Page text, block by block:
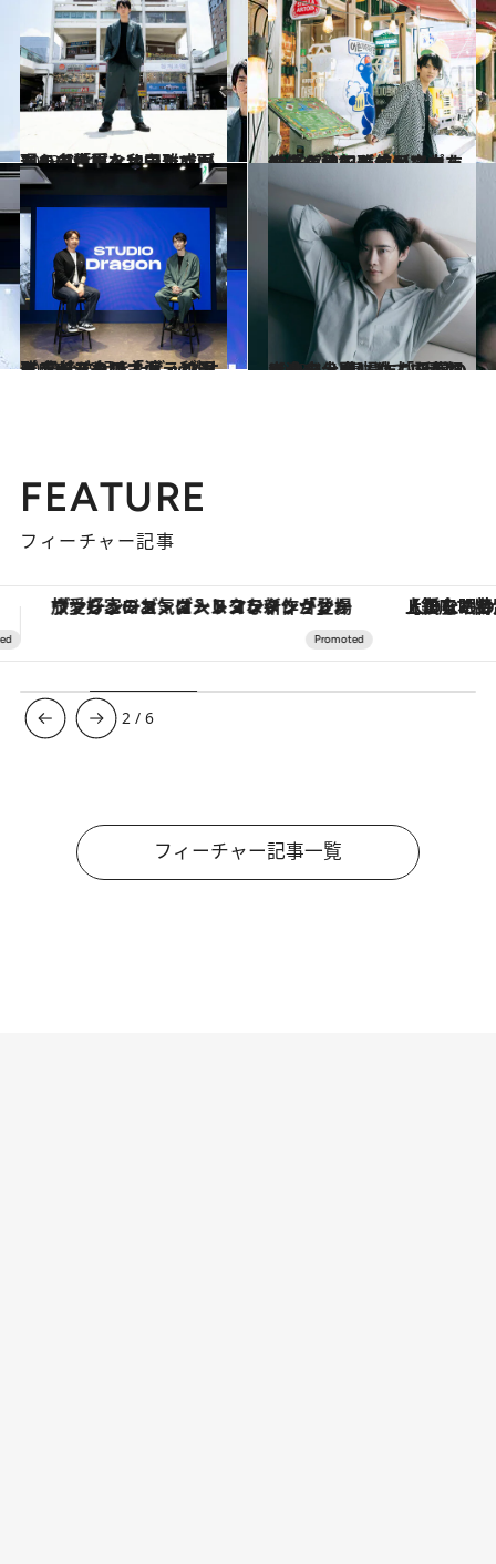
2023.7.31
ドラマ「ヴィンチェンツォ」の世界へ和田雅成があのシーンをソウルで再現！【貴重なオフショットも多数】
カルチャー 2023.7.31
俳優・和田雅成が案内する「ヴィンチェンツォ」のロケ地でも使用されたソウル最旬グルメスポット
カルチャー
2023.7.29
ミュージカル「ヴィンチェンツォ」の主演・和田雅成がスタジオドラゴンへ 最後に起きたビッグサプライズとは…
カルチャー 2023.4.7
【全文公開】独占で素顔に迫る！ 復帰作も話題のイ・ジョンソク 「日常の幸せを大事にしていきたい」
カルチャー
FEATURE
フィーチャー記事
【銀座で出合う最旬美容】美髪ケアや上質な眠り…セルフケアのアップデートから、特別な名入れギフトまで。大人のための「ReFa GINZA」クルーズ
3 /6
フィーチャー記事一覧